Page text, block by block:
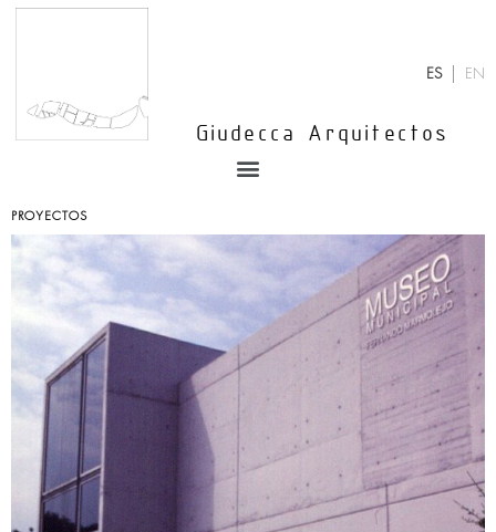
Giudecca Arquitectos
ES EN
Menu
PROYECTOS